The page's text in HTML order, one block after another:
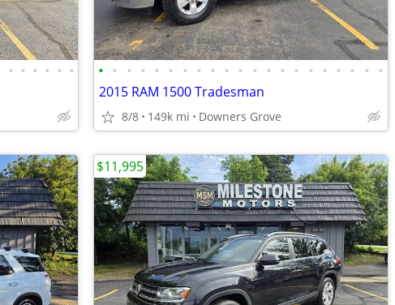
• • • • • • • • • • • • • • • • • • • • • • • • • • •
2015 RAM 1500 Tradesman
8/8 149k mi Downers Grove
$11,995